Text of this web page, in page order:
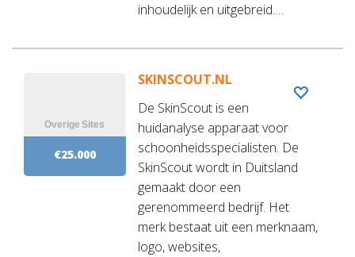
inhoudelijk en uitgebreid.…
€25.000
SKINSCOUT.NL
De SkinScout is een
huidanalyse apparaat voor
schoonheidsspecialisten. De
SkinScout wordt in Duitsland
gemaakt door een
gerenommeerd bedrijf. Het
merk bestaat uit een merknaam,
logo, websites,